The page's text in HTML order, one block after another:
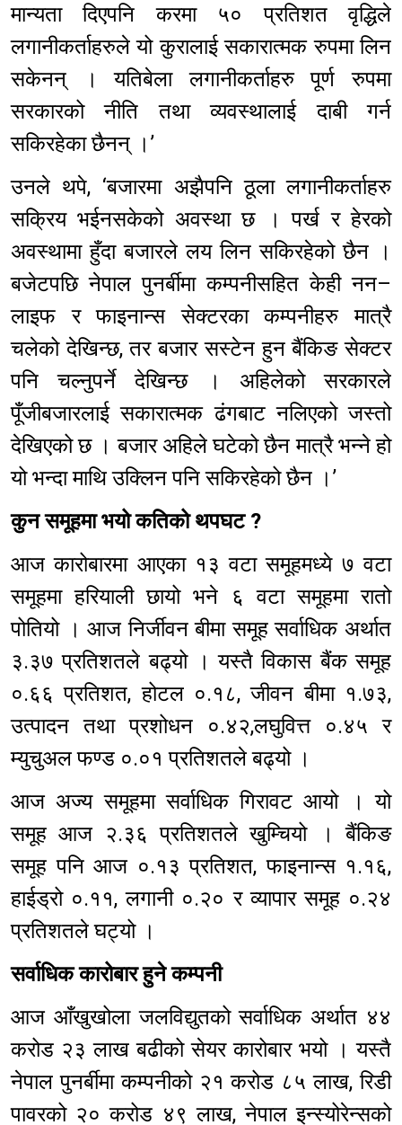
मान्यता दिएपनि करमा ५० प्रतिशत वृद्धिले
लगानीकर्ताहरुले यो कुरालाई सकारात्मक रुपमा लिन
सकेनन् । यतिबेला लगानीकर्ताहरु पूर्ण रुपमा
सरकारको नीति तथा व्यवस्थालाई दाबी गर्न
सकिरहेका छैनन् ।’
उनले थपे, ‘बजारमा अझैपनि ठूला लगानीकर्ताहरु
सक्रिय भईनसकेको अवस्था छ । पर्ख र हेरको
अवस्थामा हुँदा बजारले लय लिन सकिरहेको छैन ।
बजेटपछि नेपाल पुनर्बीमा कम्पनीसहित केही नन–
लाइफ र फाइनान्स सेक्टरका कम्पनीहरु मात्रै
चलेको देखिन्छ, तर बजार सस्टेन हुन बैंकिङ सेक्टर
पनि चल्नुपर्ने देखिन्छ । अहिलेको सरकारले
पूँजीबजारलाई सकारात्मक ढंगबाट नलिएको जस्तो
देखिएको छ । बजार अहिले घटेको छैन मात्रै भन्ने हो
यो भन्दा माथि उक्लिन पनि सकिरहेको छैन ।’
कुन समूहमा भयो कतिको थपघट ?
आज कारोबारमा आएका १३ वटा समूहमध्ये ७ वटा
समूहमा हरियाली छायो भने ६ वटा समूहमा रातो
पोतियो । आज निर्जीवन बीमा समूह सर्वाधिक अर्थात
३.३७ प्रतिशतले बढ्यो । यस्तै विकास बैंक समूह
०.६६ प्रतिशत, होटल ०.१८, जीवन बीमा १.७३,
उत्पादन तथा प्रशोधन ०.४२,लघुवित्त ०.४५ र
म्युचुअल फण्ड ०.०१ प्रतिशतले बढ्यो ।
आज अज्य समूहमा सर्वाधिक गिरावट आयो । यो
समूह आज २.३६ प्रतिशतले खुम्चियो । बैंकिङ
समूह पनि आज ०.१३ प्रतिशत, फाइनान्स १.१६,
हाईड्रो ०.११, लगानी ०.२० र व्यापार समूह ०.२४
प्रतिशतले घट्यो ।
सर्वाधिक कारोबार हुने कम्पनी
आज आँखुखोला जलविद्युतको सर्वाधिक अर्थात ४४
करोड २३ लाख बढीको सेयर कारोबार भयो । यस्तै
नेपाल पुनर्बीमा कम्पनीको २१ करोड ८५ लाख, रिडी
पावरको २० करोड ४९ लाख, नेपाल इन्स्योरेन्सको